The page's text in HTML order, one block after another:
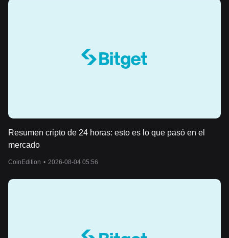
Resumen cripto de 24 horas: esto es lo que pasó en el
mercado
CoinEdition • 2026-08-04 05:56